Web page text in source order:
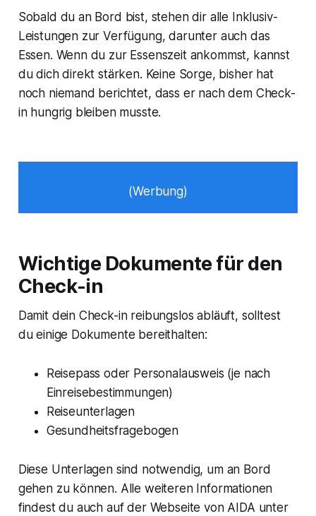
Sobald du an Bord bist, stehen dir alle Inklusiv-
Leistungen zur Verfügung, darunter auch das
Essen. Wenn du zur Essenszeit ankommst, kannst
du dich direkt stärken. Keine Sorge, bisher hat
noch niemand berichtet, dass er nach dem Check-
in hungrig bleiben musste.
(Werbung)
Wichtige Dokumente für den
Check-in
Damit dein Check-in reibungslos abläuft, solltest
du einige Dokumente bereithalten:
Reisepass oder Personalausweis (je nach
Einreisebestimmungen)
Reiseunterlagen
Gesundheitsfragebogen
Diese Unterlagen sind notwendig, um an Bord
gehen zu können. Alle weiteren Informationen
findest du auch auf der Webseite von AIDA unter